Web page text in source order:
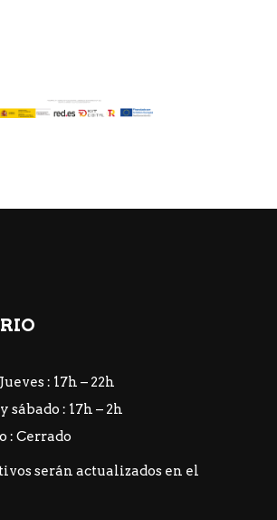
: 17h – 22h
sábado : 17h – 2h
: Cerrado
serán actualizados en el